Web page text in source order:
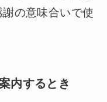
の意味合いで使
内するとき